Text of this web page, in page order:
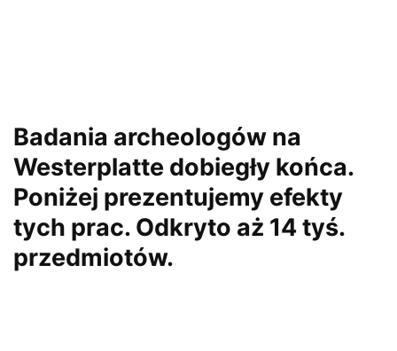
Badania archeologów na
Westerplatte dobiegły końca.
Poniżej prezentujemy efekty
tych prac. Odkryto aż 14 tyś.
przedmiotów.